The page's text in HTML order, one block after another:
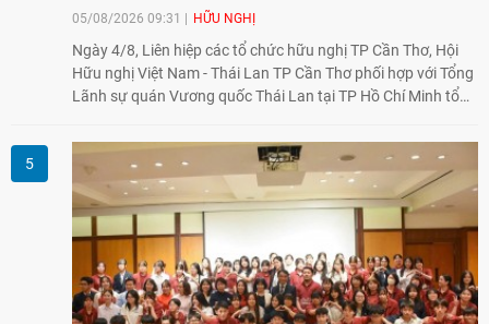
05/08/2026 09:31 HỮU NGHỊ
Ngày 4/8, Liên hiệp các tổ chức hữu nghị TP Cần Thơ, Hội
Hữu nghị Việt Nam - Thái Lan TP Cần Thơ phối hợp với Tổng
Lãnh sự quán Vương quốc Thái Lan tại TP Hồ Chí Minh tổ
Việt Nam - Thái Lan (1976-2026). Tại đây, nhấn mạnh vai trò
của giao lưu nhân dân, Tổng Lãnh sự Thái Lan cho biết các
hoạt động trao đổi về văn hóa, giáo dục, du lịch, ẩm thực,
nghệ thuật và giao lưu thanh niên đã góp phần đưa quan hệ
Thái Lan - Việt Nam ngày càng gắn bó, gần gũi.